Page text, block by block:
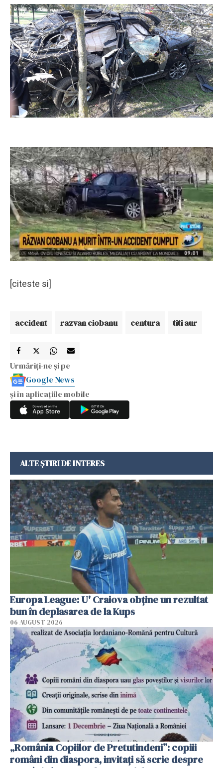
[citeste si]
accident razvan ciobanu centura titi aur
Urmăriți-ne și pe
Google News
și în aplicațiile mobile
ALTE ȘTIRI DE INTERES
Europa League: U' Craiova obține un rezultat
bun în deplasarea de la Kups
06 AUGUST 2026
„România Copiilor de Pretutindeni”: copiii
români din diaspora, invitați să scrie despre